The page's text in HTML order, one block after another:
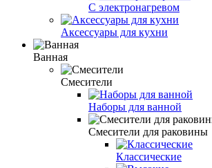
С электронагревом
Аксессуары для кухни
Ванная
Смесители
Наборы для ванной
Смесители для раковины
Классические